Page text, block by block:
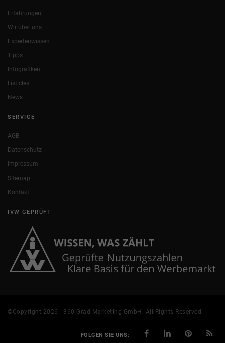
Erfahrungen
Wir über uns
Expertenwissen
Tipps
Infografiken
Listicles
News
SERVICE
AGB
Datenschutz
Impressum
Sitemap
Kontakt
IVW GEPRÜFT
©Copyright 2026 - 360 Grad Marketing GmbH. All Rights Reserved.
FOLGEN SIE UNS: